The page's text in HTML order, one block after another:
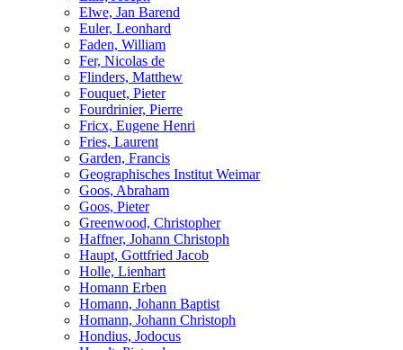
Elwe, Jan Barend
Euler, Leonhard
Faden, William
Fer, Nicolas de
Flinders, Matthew
Fouquet, Pieter
Fourdrinier, Pierre
Fricx, Eugene Henri
Fries, Laurent
Garden, Francis
Geographisches Institut Weimar
Goos, Abraham
Goos, Pieter
Greenwood, Christopher
Haffner, Johann Christoph
Haupt, Gottfried Jacob
Holle, Lienhart
Homann Erben
Homann, Johann Baptist
Homann, Johann Christoph
Hondius, Jodocus